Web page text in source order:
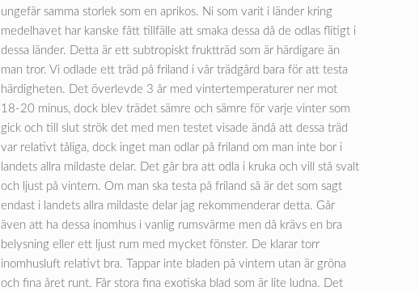
ungefär samma storlek som en aprikos. Ni som varit i länder kring
medelhavet har kanske fått tillfälle att smaka dessa då de odlas flitigt i
dessa länder. Detta är ett subtropiskt fruktträd som är härdigare än
man tror. Vi odlade ett träd på friland i vår trädgård bara för att testa
härdigheten. Det överlevde 3 år med vintertemperaturer ner mot
18-20 minus, dock blev trädet sämre och sämre för varje vinter som
gick och till slut strök det med men testet visade ändå att dessa träd
var relativt tåliga, dock inget man odlar på friland om man inte bor i
landets allra mildaste delar. Det går bra att odla i kruka och vill stå svalt
och ljust på vintern. Om man ska testa på friland så är det som sagt
endast i landets allra mildaste delar jag rekommenderar detta. Går
även att ha dessa inomhus i vanlig rumsvärme men då krävs en bra
belysning eller ett ljust rum med mycket fönster. De klarar torr
inomhusluft relativt bra. Tappar inte bladen på vintern utan är gröna
och fina året runt. Får stora fina exotiska blad som är lite ludna. Det